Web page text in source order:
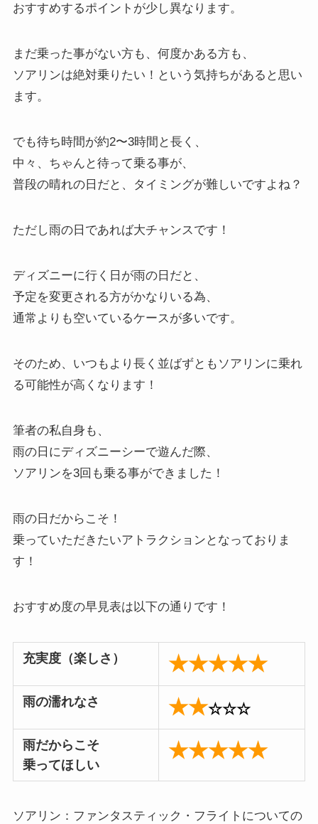
おすすめするポイントが少し異なります。
まだ乗った事がない方も、何度かある方も、
ソアリンは絶対乗りたい！という気持ちがあると思い
ます。
でも待ち時間が約2〜3時間と長く、
中々、ちゃんと待って乗る事が、
普段の晴れの日だと、タイミングが難しいですよね？
ただし雨の日であれば大チャンスです！
ディズニーに行く日が雨の日だと、
予定を変更される方がかなりいる為、
通常よりも空いているケースが多いです。
そのため、いつもより長く並ばずともソアリンに乗れ
る可能性が高くなります！
筆者の私自身も、
雨の日にディズニーシーで遊んだ際、
ソアリンを3回も乗る事ができました！
雨の日だからこそ！
乗っていただきたいアトラクションとなっておりま
す！
おすすめ度の早見表は以下の通りです！
充実度（楽しさ） ★★★★★
雨の濡れなさ ★★☆☆☆
雨だからこそ
乗ってほしい
★★★★★
ソアリン：ファンタスティック・フライトについての